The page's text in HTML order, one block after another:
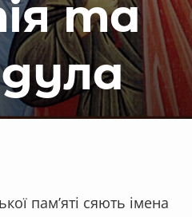
та
пам’яті сяють імена